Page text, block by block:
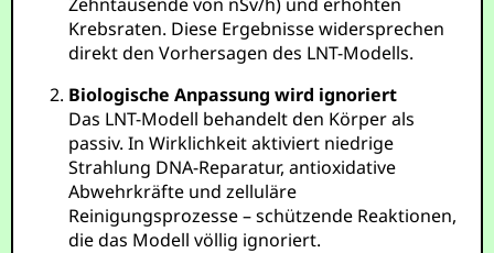
Krebsraten. Diese Ergebnisse widersprechen
direkt den Vorhersagen des LNT-Modells.
Biologische Anpassung wird ignoriert
Das LNT-Modell behandelt den Körper als
passiv. In Wirklichkeit aktiviert niedrige
Strahlung DNA-Reparatur, antioxidative
Abwehrkräfte und zelluläre
Reinigungsprozesse – schützende Reaktionen,
die das Modell völlig ignoriert.